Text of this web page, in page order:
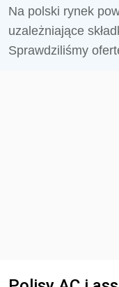
Na polski rynek
uzależniające
Sprawdziliśmy